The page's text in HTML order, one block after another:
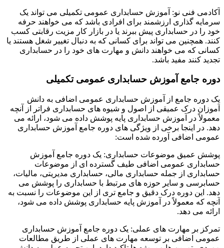
آکادمی فنی نو: آموزش حسابداری عمومی تکمیلی می تواند یک
سرمایه گذاری ارزشمند برای افرادی باشد که می خواهند حرفه
خود را در حسابداری پیش ببرند یا در بازار کار مزیت رقابتی کسب
کنند. همچنین می تواند برای کسانی که به دنبال تغییر شغل هستند یا
کسانی که می خواهند دانش و مهارت های خود را در حسابداری
تجدید کنند مفید باشد.
دوره جامع آموزش حسابداری عمومی تکمیلی
یک دوره جامع از آموزش حسابداری عمومی اضافی به دانش
آموزان درک عمیقی از اصول و شیوه های حسابداری فراتر از آنچه
معمولاً در آموزش حسابداری پایه پوشش داده می شود، ارائه می
دهد. در اینجا برخی از ویژگی های دوره جامع آموزش حسابداری
عمومی اضافی آورده شده است:
پوشش عمیق موضوعات حسابداری: یک دوره جامع آموزش
حسابداری عمومی اضافی طیف گسترده ای از موضوعات
حسابداری از جمله حسابداری مالی، حسابداری مدیریتی، مالیات،
حسابرسی و سایر حوزه های مرتبط با حسابداری را پوشش می
دهد. این دوره درک دقیق و جامع تری از این موضوعات را نسبت به
آنچه که معمولاً در آموزش پایه حسابداری پوشش داده می شود،
ارائه می دهد.
تمرکز بر مهارت های عملی: یک دوره جامع آموزش حسابداری
عمومی اضافی بر توسعه مهارت های عملی از طریق مطالعات